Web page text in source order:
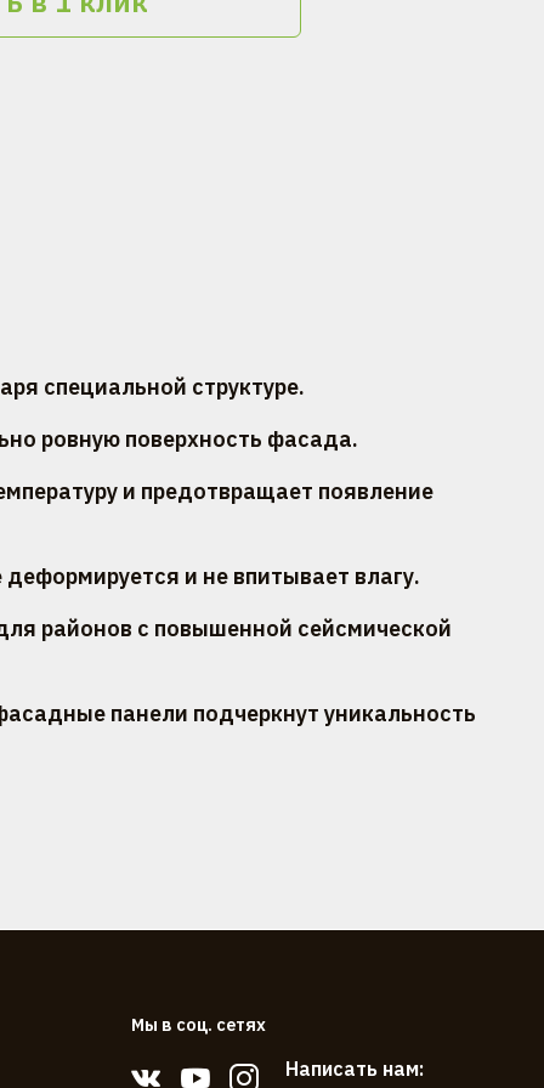
специальной структуре.
ровную поверхность фасада.
и предотвращает появление
и не впитывает влагу.
районов с повышенной сейсмической
панели подчеркнут уникальность
Мы в соц. сетях
Написать нам: